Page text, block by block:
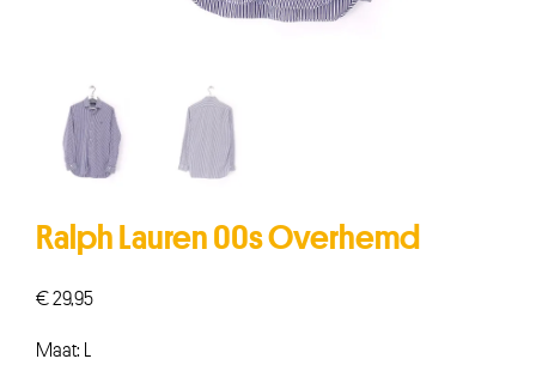
Ralph Lauren 00s Overhemd
€29,95
Maat: L